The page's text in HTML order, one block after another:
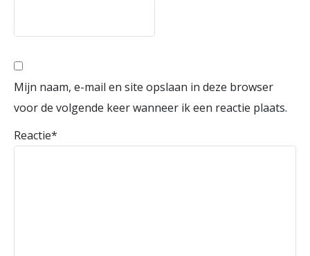
Mijn naam, e-mail en site opslaan in deze browser
voor de volgende keer wanneer ik een reactie plaats.
Reactie*